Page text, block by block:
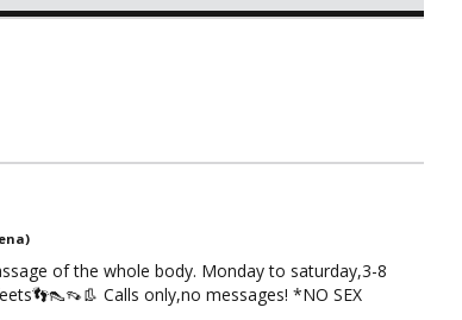
of the whole body. Monday to saturday,3-8
Calls only,no messages! *NO SEX